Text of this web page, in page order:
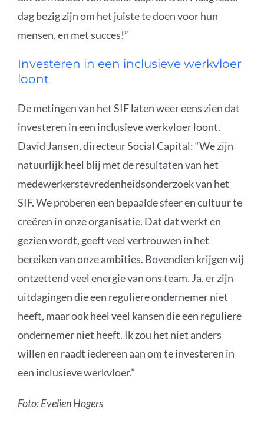
dag bezig zijn om het juiste te doen voor hun
mensen, en met succes!”
Investeren in een inclusieve werkvloer
loont
De metingen van het SIF laten weer eens zien dat
investeren in een inclusieve werkvloer loont.
David Jansen, directeur Social Capital: “We zijn
natuurlijk heel blij met de resultaten van het
medewerkerstevredenheidsonderzoek van het
SIF. We proberen een bepaalde sfeer en cultuur te
creëren in onze organisatie. Dat dat werkt en
gezien wordt, geeft veel vertrouwen in het
bereiken van onze ambities. Bovendien krijgen wij
ontzettend veel energie van ons team. Ja, er zijn
uitdagingen die een reguliere ondernemer niet
heeft, maar ook heel veel kansen die een reguliere
ondernemer niet heeft. Ik zou het niet anders
willen en raadt iedereen aan om te investeren in
een inclusieve werkvloer.”
Foto: Evelien Hogers